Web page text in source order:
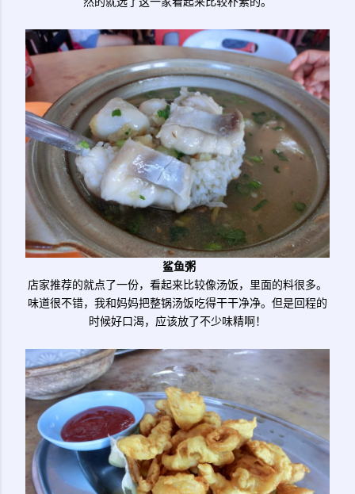
鲨鱼粥
店家推荐的就点了一份，看起来比较像汤饭，里面的料很多。
味道很不错，我和妈妈把整锅汤饭吃得干干净净。但是回程的
时候好口渴，应该放了不少味精啊！